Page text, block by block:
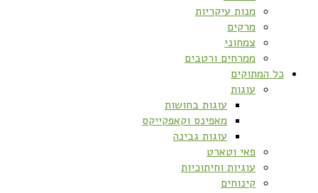
מנות עיקריות
מרקים
צמחוני
ממרחים ורטבים
כל המתוקים
עוגות
עוגות בחושות
מאפינס וקאפקייקס
עוגות גבינה
פאי וטארט
עוגיות וחיתוכיות
קינוחים